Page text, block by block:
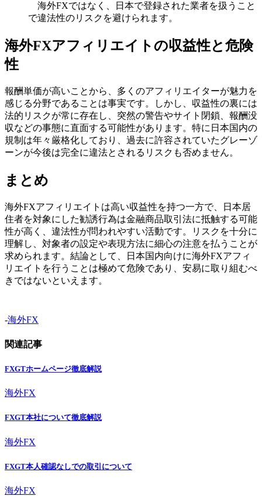
海外FXではなく、日本で登録された業者を扱うこと
で違法性のリスクを避けられます。
海外FXアフィリエイトの収益性と危険
性
報酬単価が高いことから、多くのアフィリエイターが魅力を
感じる分野であることは事実です。しかし、収益性の裏には
法的リスクが常に存在し、突然の警告やサイト閉鎖、報酬没
収などの事態に直面する可能性があります。特に日本国内の
規制は年々厳格化しており、過去に許容されていたグレーゾ
ーンが今後は完全に違法とされるリスクも否めません。
まとめ
海外FXアフィリエイトは高い収益性を持つ一方で、日本居
住者を対象にした勧誘行為は金融商品取引法に抵触する可能
性が高く、違法性が問われやすい活動です。リスクを十分に
理解し、対象者の設定や表現方法に細心の注意を払うことが
求められます。結論として、日本国内向けに海外FXアフィ
リエイトを行うことは極めて危険であり、安易に取り組むべ
きではないといえます。
-海外FX
関連記事
FXGTホームページ徹底解説
海外FX
FXGT本社について徹底解説
海外FX
FXGT本人確認なしでの取引について
海外FX